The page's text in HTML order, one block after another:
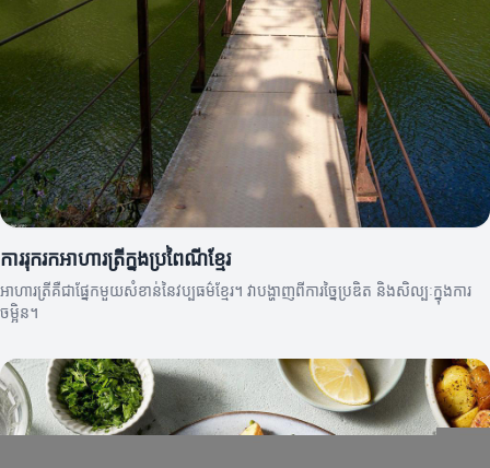
ការរុករកអាហារត្រីក្នុងប្រពៃណីខ្មែរ
អាហារត្រីគឺជាផ្នែកមួយសំខាន់នៃវប្បធម៌ខ្មែរ។ វាបង្ហាញពីការច្នៃប្រឌិត និងសិល្បៈក្នុងការ
ចម្អិន។